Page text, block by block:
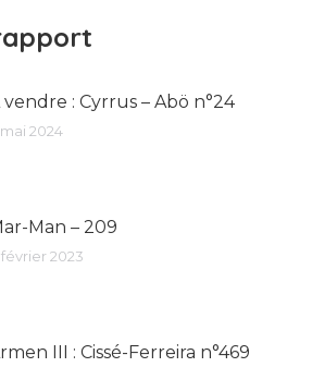
vendre : Cyrrus – Abö n°24
2024
Man – 209
2023
III : Cissé-Ferreira n°469